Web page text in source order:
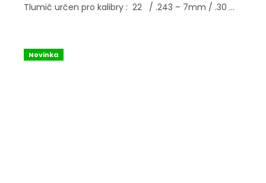
Tlumič určen pro kalibry : 22 / .243 – 7mm / .30 ...
Novinka